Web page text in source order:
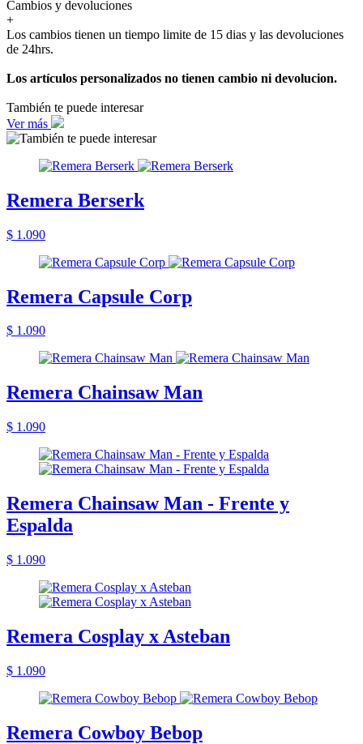
Cambios y devoluciones
+
Los cambios tienen un tiempo limite de 15 dias y las devoluciones
de 24hrs.
Los artículos personalizados no tienen cambio ni devolucion.
También te puede interesar
Ver más
Remera Berserk
$ 1.090
Remera Capsule Corp
$ 1.090
Remera Chainsaw Man
$ 1.090
Remera Chainsaw Man - Frente y
Espalda
$ 1.090
Remera Cosplay x Asteban
$ 1.090
Remera Cowboy Bebop